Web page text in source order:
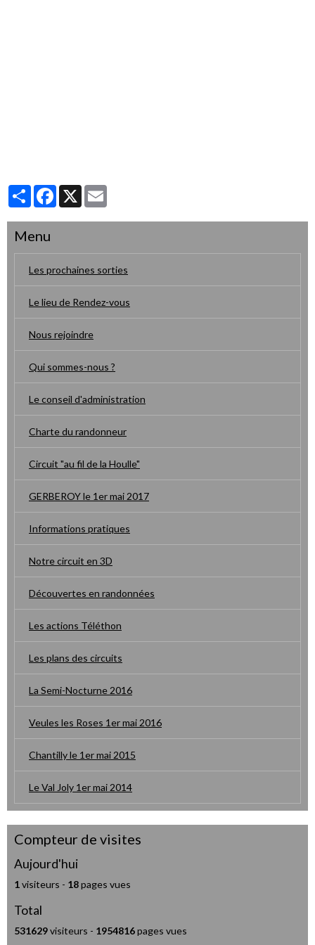
PartagerFacebook
X
Menu
Les prochaines sorties
Le lieu de Rendez-vous
Nous rejoindre
Qui sommes-nous ?
Le conseil d'administration
Charte du randonneur
Circuit "au fil de la Houlle"
GERBEROY le 1er mai 2017
Informations pratiques
Notre circuit en 3D
Découvertes en randonnées
Les actions Téléthon
Les plans des circuits
La Semi-Nocturne 2016
Veules les Roses 1er mai 2016
Chantilly le 1er mai 2015
Le Val Joly 1er mai 2014
Compteur de visites
Aujourd'hui
1visiteurs - 18pages vues
Total
531629visiteurs - 1954816pages vues